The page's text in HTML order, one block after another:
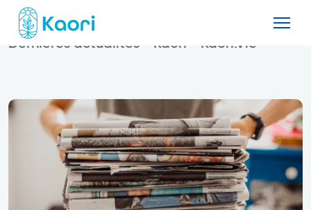
Dernières actualités Kaori Kaori.Vie